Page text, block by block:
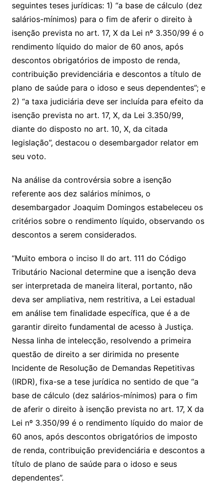
seguintes teses jurídicas: 1) “a base de cálculo (dez
salários-mínimos) para o fim de aferir o direito à
isenção prevista no art. 17, X da Lei nº 3.350/99 é o
rendimento líquido do maior de 60 anos, após
descontos obrigatórios de imposto de renda,
contribuição previdenciária e descontos a título de
plano de saúde para o idoso e seus dependentes”; e
2) “a taxa judiciária deve ser incluída para efeito da
isenção prevista no art. 17, X, da Lei 3.350/99,
diante do disposto no art. 10, X, da citada
legislação”, destacou o desembargador relator em
seu voto.
Na análise da controvérsia sobre a isenção
referente aos dez salários mínimos, o
desembargador Joaquim Domingos estabeleceu os
critérios sobre o rendimento líquido, observando os
descontos a serem considerados.
“Muito embora o inciso II do art. 111 do Código
Tributário Nacional determine que a isenção deva
ser interpretada de maneira literal, portanto, não
deva ser ampliativa, nem restritiva, a Lei estadual
em análise tem finalidade específica, que é a de
garantir direito fundamental de acesso à Justiça.
Nessa linha de intelecção, resolvendo a primeira
questão de direito a ser dirimida no presente
Incidente de Resolução de Demandas Repetitivas
(IRDR), fixa-se a tese jurídica no sentido de que “a
base de cálculo (dez salários-mínimos) para o fim
de aferir o direito à isenção prevista no art. 17, X da
Lei nº 3.350/99 é o rendimento líquido do maior de
60 anos, após descontos obrigatórios de imposto
de renda, contribuição previdenciária e descontos a
título de plano de saúde para o idoso e seus
dependentes”.